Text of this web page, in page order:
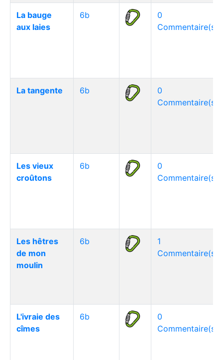
La bauge
aux laies
6b
0
Commentaire(s)
La tangente 6b
0
Commentaire(s)
Les vieux
croûtons
6b
0
Commentaire(s)
Les hêtres
de mon
moulin
6b
1
Commentaire(s)
L'ivraie des
cîmes
6b
0
Commentaire(s)